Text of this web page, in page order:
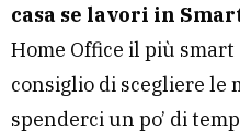
casa se lavori in
Home Office il più
consiglio di scegliere le
spenderci un po’ di